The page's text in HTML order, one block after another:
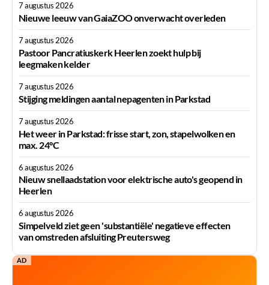
7 augustus 2026
Nieuwe leeuw van GaiaZOO onverwacht overleden
7 augustus 2026
Pastoor Pancratiuskerk Heerlen zoekt hulp bij
leegmaken kelder
7 augustus 2026
Stijging meldingen aantal nepagenten in Parkstad
7 augustus 2026
Het weer in Parkstad: frisse start, zon, stapelwolken en
max. 24°C
6 augustus 2026
Nieuw snellaadstation voor elektrische auto's geopend in
Heerlen
6 augustus 2026
Simpelveld ziet geen 'substantiële' negatieve effecten
van omstreden afsluiting Preutersweg
AD